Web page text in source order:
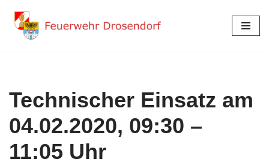
Zum
Technischer Einsatz am
04.02.2020, 09:30 –
11:05 Uhr